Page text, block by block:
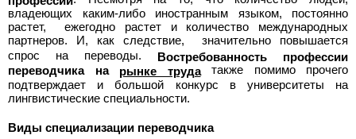
Работодателям
Добавить
вакансию
владеющих каким-либо иностранным языком, постоянно
растет, ежегодно растет и количество международных
партнеров. И, как следствие,
значительно повышается
спрос на переводы. Востребованность профессии
переводчика на рынке трудатакже помимо прочего
подтверждает и большой конкурс в университеты на
лингвистические специальности.
Виды специализации переводчика